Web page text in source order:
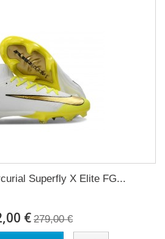
Superfly X Elite FG...
€ 279,00 €